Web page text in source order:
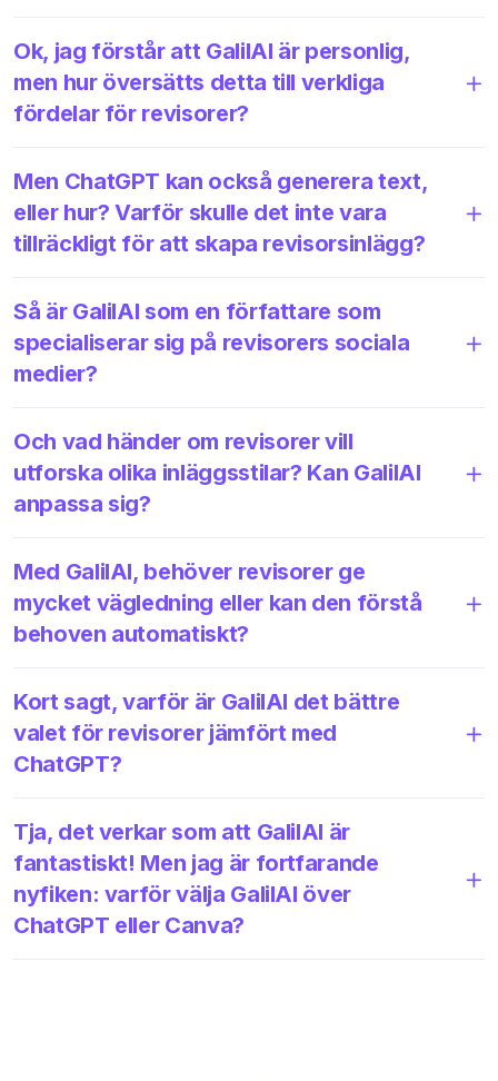
Ok, jag förstår att GalilAI är personlig,
men hur översätts detta till verkliga
fördelar för revisorer?
Men ChatGPT kan också generera text,
eller hur? Varför skulle det inte vara
tillräckligt för att skapa revisorsinlägg?
Så är GalilAI som en författare som
specialiserar sig på revisorers sociala
medier?
Och vad händer om revisorer vill
utforska olika inläggsstilar? Kan GalilAI
anpassa sig?
Med GalilAI, behöver revisorer ge
mycket vägledning eller kan den förstå
behoven automatiskt?
Kort sagt, varför är GalilAI det bättre
valet för revisorer jämfört med
ChatGPT?
Tja, det verkar som att GalilAI är
fantastiskt! Men jag är fortfarande
nyfiken: varför välja GalilAI över
ChatGPT eller Canva?